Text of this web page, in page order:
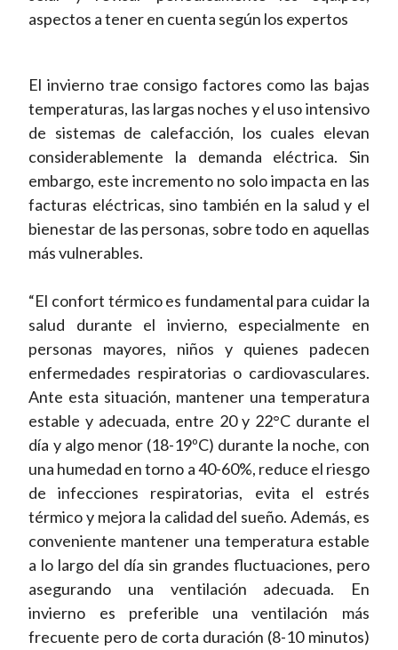
aspectos a tener en cuenta según los expertos
El invierno trae consigo factores como las bajas
temperaturas, las largas noches y el uso intensivo
de sistemas de calefacción, los cuales elevan
considerablemente la demanda eléctrica. Sin
embargo, este incremento no solo impacta en las
facturas eléctricas, sino también en la salud y el
bienestar de las personas, sobre todo en aquellas
más vulnerables.
“El confort térmico es fundamental para cuidar la
salud durante el invierno, especialmente en
personas mayores, niños y quienes padecen
enfermedades respiratorias o cardiovasculares.
Ante esta situación, mantener una temperatura
estable y adecuada, entre 20 y 22°C durante el
día y algo menor (18-19ºC) durante la noche, con
una humedad en torno a 40-60%, reduce el riesgo
de infecciones respiratorias, evita el estrés
térmico y mejora la calidad del sueño. Además, es
conveniente mantener una temperatura estable
a lo largo del día sin grandes fluctuaciones, pero
asegurando una ventilación adecuada. En
invierno es preferible una ventilación más
frecuente pero de corta duración (8-10 minutos)